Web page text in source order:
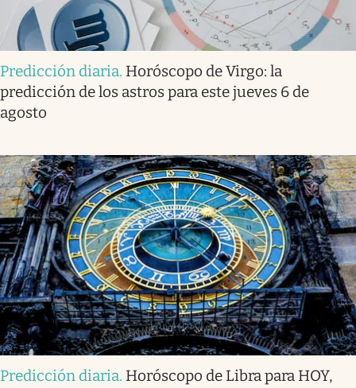
Predicción diaria. Horóscopo de Virgo: la
predicción de los astros para este jueves 6 de
agosto
Predicción diaria. Horóscopo de Libra para HOY,